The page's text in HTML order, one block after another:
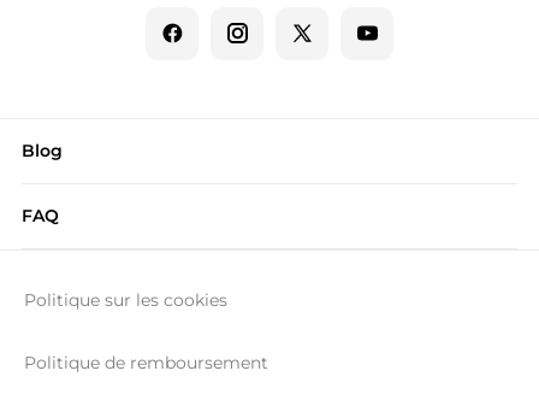
Blog
FAQ
Politique sur les cookies
Politique de remboursement